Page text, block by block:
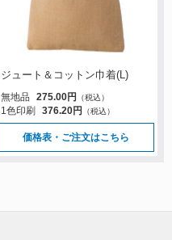
ジュート＆コットン巾着(L)
無地品 275.00円 （税込）
1色印刷 376.20円 （税込）
価格表・ご注文はこちら